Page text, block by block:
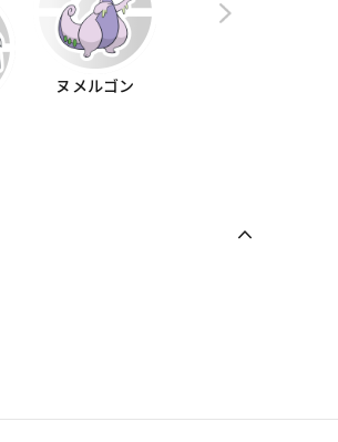
ヌメルゴン